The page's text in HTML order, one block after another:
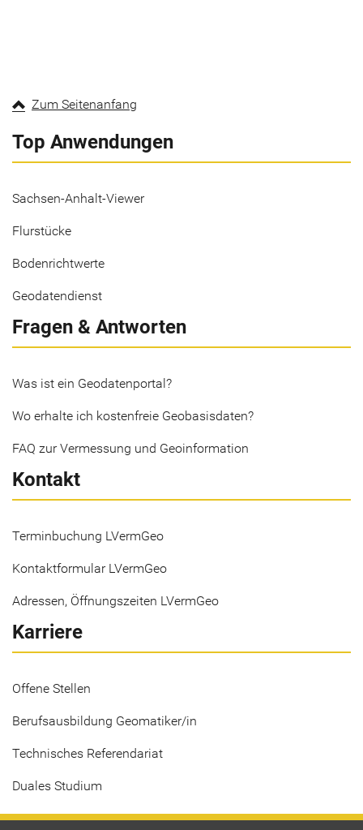
Zum Seitenanfang
Top Anwendungen
Sachsen-Anhalt-Viewer
Flurstücke
Bodenrichtwerte
Geodatendienst
Fragen & Antworten
Was ist ein Geodatenportal?
Wo erhalte ich kostenfreie Geobasisdaten?
FAQ zur Vermessung und Geoinformation
Kontakt
Terminbuchung LVermGeo
Kontaktformular LVermGeo
Adressen, Öffnungszeiten LVermGeo
Karriere
Offene Stellen
Berufsausbildung Geomatiker/in
Technisches Referendariat
Duales Studium